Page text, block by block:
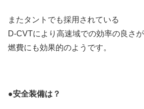
またタントでも採用されている
D-CVTにより高速域での効率の良さが
燃費にも効果的のようです。
●安全装備は？